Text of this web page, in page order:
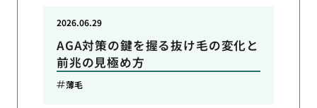
AGA対策の鍵を握る抜け毛の変化と
前兆の見極め方
2026.06.29
薄毛